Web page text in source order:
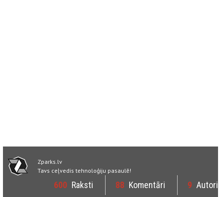
Zparks.lv
Tavs ceļvedis tehnoloģiju pasaulē!
600 Raksti 88 Komentāri 9 Autori